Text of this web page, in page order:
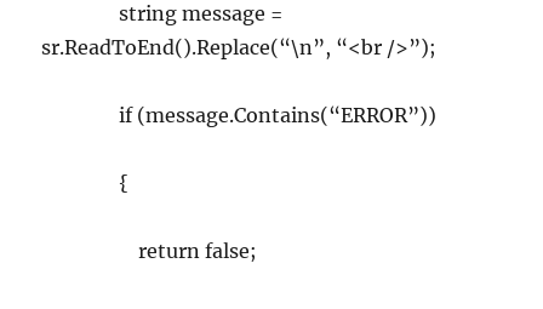
string message =
sr.ReadToEnd().Replace(“\n”, “<br />”);
if (message.Contains(“ERROR”))
{
return false;